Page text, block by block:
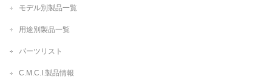
モデル別製品一覧
用途別製品一覧
パーツリスト
C.M.C.I.製品情報